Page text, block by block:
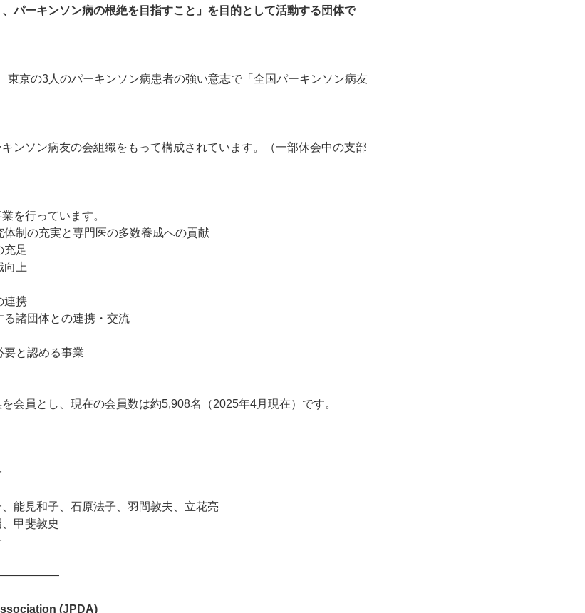
パーキンソン病の根絶を目指すこと」を目的として活動する団体で
東京の3人のパーキンソン病患者の強い意志で「全国パーキンソン病友
ンソン病友の会組織をもって構成されています。（一部休会中の支部
を行っています。
制の充実と専門医の多数養成への貢献
充足
向上
連携
諸団体との連携・交流
要と認める事業
会員とし、現在の会員数は約5,908名（2025年4月現在）です。
見和子、石原法子、羽間敦夫、立花亮
斐敦史
(JPDA)